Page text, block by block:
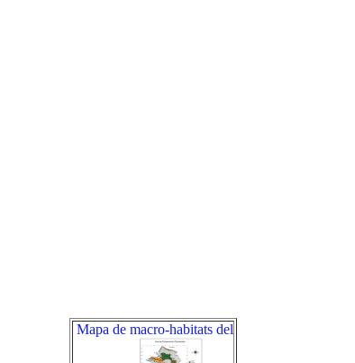
Mapa de macro-habitats del